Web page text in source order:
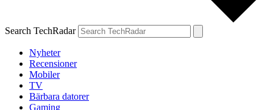
Search TechRadar
Nyheter
Recensioner
Mobiler
TV
Bärbara datorer
Gaming